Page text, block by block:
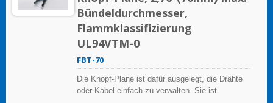
Bündeldurchmesser,
Flammklassifizierung
UL94VTM-0
FBT-70
Die Knopf-Plane ist dafür ausgelegt, die Drähte
oder Kabel einfach zu verwalten. Sie ist